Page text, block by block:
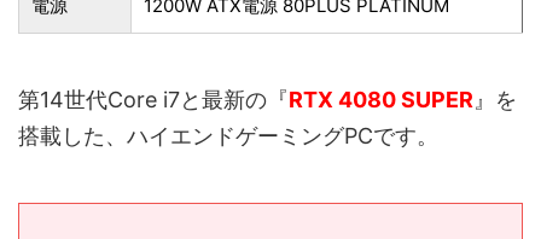
電源 1200W ATX電源 80PLUS PLATINUM
第14世代Core i7と最新の『RTX 4080 SUPER』を
搭載した、ハイエンドゲーミングPCです。